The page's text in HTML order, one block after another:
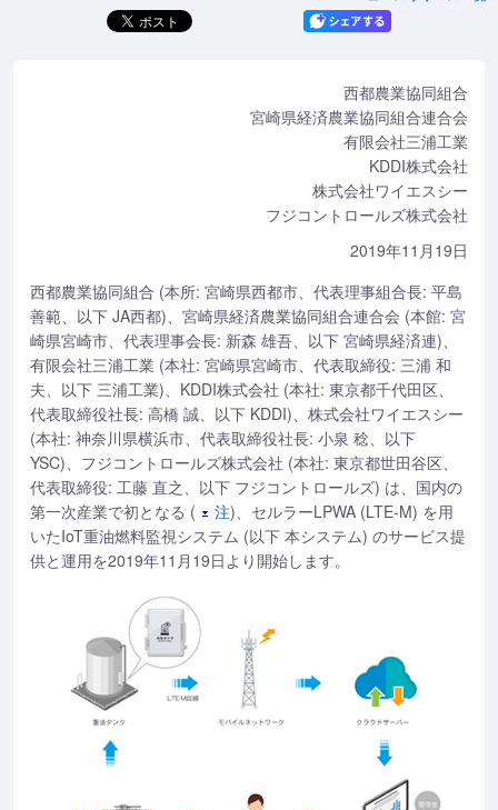
西都農業協同組合
宮崎県経済農業協同組合連合会
有限会社三浦工業
KDDI株式会社
株式会社ワイエスシー
フジコントロールズ株式会社
2019年11月19日
西都農業協同組合 (本所: 宮崎県西都市、代表理事組合長: 平島
善範、以下 JA西都)、宮崎県経済農業協同組合連合会 (本館: 宮
崎県宮崎市、代表理事会長: 新森 雄吾、以下 宮崎県経済連)、
有限会社三浦工業 (本社: 宮崎県宮崎市、代表取締役: 三浦 和
夫、以下 三浦工業)、KDDI株式会社 (本社: 東京都千代田区、
代表取締役社長: 高橋 誠、以下 KDDI)、株式会社ワイエスシー
(本社: 神奈川県横浜市、代表取締役社長: 小泉 稔、以下
YSC)、フジコントロールズ株式会社 (本社: 東京都世田谷区、
代表取締役: 工藤 直之、以下 フジコントロールズ) は、国内の
第一次産業で初となる (
注)、セルラーLPWA (LTE-M) を用
いたIoT重油燃料監視システム (以下 本システム) のサービス提
供と運用を2019年11月19日より開始します。